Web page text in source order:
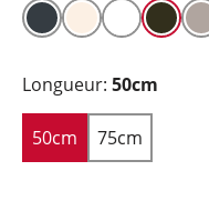
Longueur: 50cm
50cm 75cm